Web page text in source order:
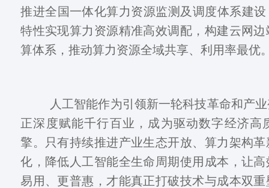
推进全国一体化算力资源监测及调度体系建
特性实现算力资源精准高效调配，构建云网
算体系，推动算力资源全域共享、利用率最优
人工智能作为引领新一轮科技革命和产业
正深度赋能千行百业，成为驱动数字经济高
擎。只有持续推进产业生态开放、算力架构
化，降低人工智能全生命周期使用成本，让
易用、更普惠，才能真正打破技术与成本双